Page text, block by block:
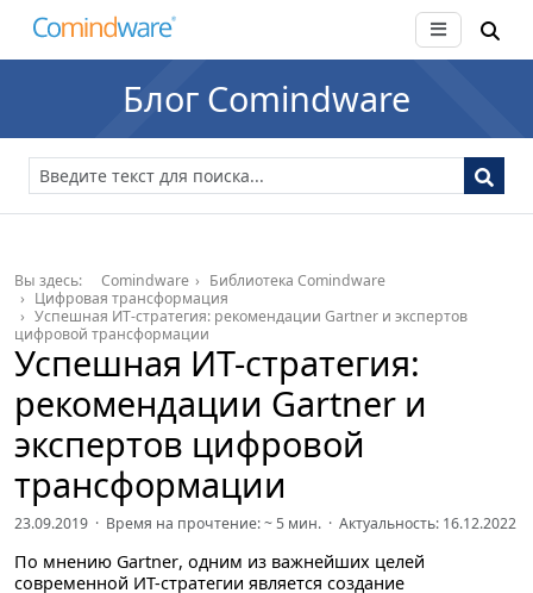
Блог Comindware
Вы здесь: Comindware
Библиотека Comindware
Цифровая трансформация
Успешная ИТ-стратегия: рекомендации Gartner и экспертов
цифровой трансформации
Успешная ИТ-стратегия:
рекомендации Gartner и
экспертов цифровой
трансформации
23.09.2019 · Время на прочтение: ~ 5 мин. · Актуальность: 16.12.2022
По мнению Gartner, одним из важнейших целей
современной ИТ-стратегии является создание